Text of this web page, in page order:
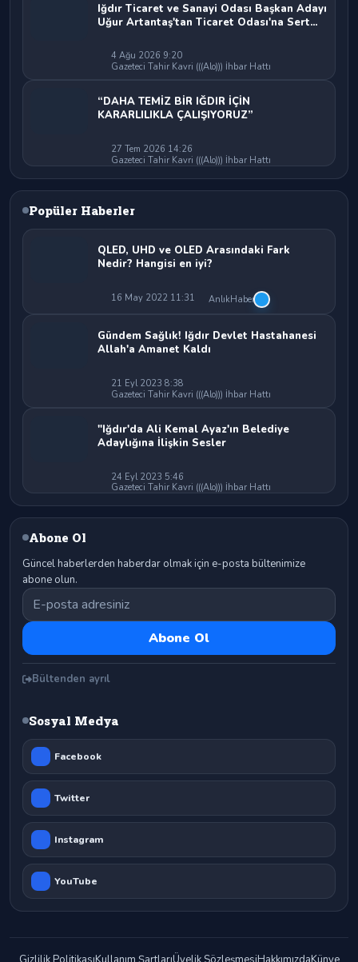
Iğdır Ticaret ve Sanayi Odası Başkan Adayı
Uğur Artantaş'tan Ticaret Odası'na Sert
4 Ağu 2026 9:20
Gazeteci Tahir Kavri (((Alo))) İhbar Hattı
“DAHA TEMİZ BİR IĞDIR İÇİN
KARARLILIKLA ÇALIŞIYORUZ”
27 Tem 2026 14:26
Gazeteci Tahir Kavri (((Alo))) İhbar Hattı
Popüler Haberler
QLED, UHD ve OLED Arasındaki Fark
Nedir? Hangisi en iyi?
16 May 2022 11:31 AnlıkHaber
Gündem Sağlık! Iğdır Devlet Hastahanesi
Allah'a Amanet Kaldı
21 Eyl 2023 8:38
Gazeteci Tahir Kavri (((Alo))) İhbar Hattı
"Iğdır'da Ali Kemal Ayaz'ın Belediye
Adaylığına İlişkin Sesler
24 Eyl 2023 5:46
Gazeteci Tahir Kavri (((Alo))) İhbar Hattı
Abone Ol
Güncel haberlerden haberdar olmak için e-posta bültenimize
abone olun.
Bültenden ayrıl
Sosyal Medya
Facebook
Twitter
Instagram
YouTube